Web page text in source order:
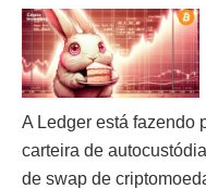
A Ledger está fazendo
carteira de
de swap de